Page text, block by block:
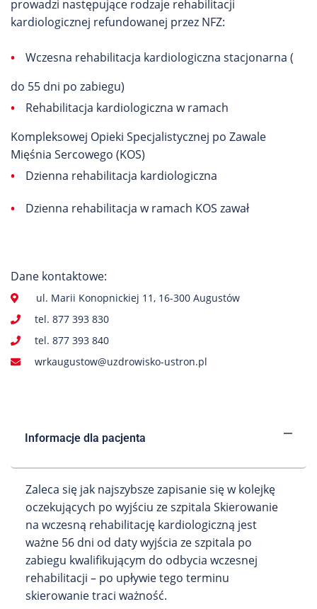
prowadzi następujące rodzaje rehabilitacji
kardiologicznej refundowanej przez NFZ:
•
Wczesna rehabilitacja kardiologiczna stacjonarna (
do 55 dni po zabiegu)
•
Rehabilitacja kardiologiczna w ramach
Kompleksowej Opieki Specjalistycznej po Zawale
Mięśnia Sercowego (KOS)
•
Dzienna rehabilitacja kardiologiczna
• Dzienna rehabilitacja w ramach KOS zawał
Dane kontaktowe:
ul. Marii Konopnickiej 11, 16-300 Augustów
tel. 877 393 830
tel. 877 393 840
wrkaugustow@uzdrowisko-ustron.pl
Informacje dla pacjenta
Zaleca się jak najszybsze zapisanie się w kolejkę
oczekujących po wyjściu ze szpitala Skierowanie
na wczesną rehabilitację kardiologiczną jest
ważne 56 dni od daty wyjścia ze szpitala po
zabiegu kwalifikującym do odbycia wczesnej
rehabilitacji – po upływie tego terminu
skierowanie traci ważność.